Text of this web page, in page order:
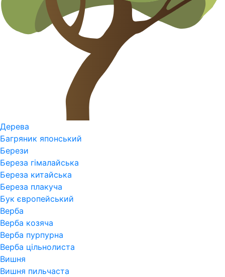
Дерева
Багряник японський
Берези
Береза гімалайська
Береза китайська
Береза плакуча
Бук європейський
Верба
Верба козяча
Верба пурпурна
Верба цільнолиста
Вишня
Вишня пильчаста